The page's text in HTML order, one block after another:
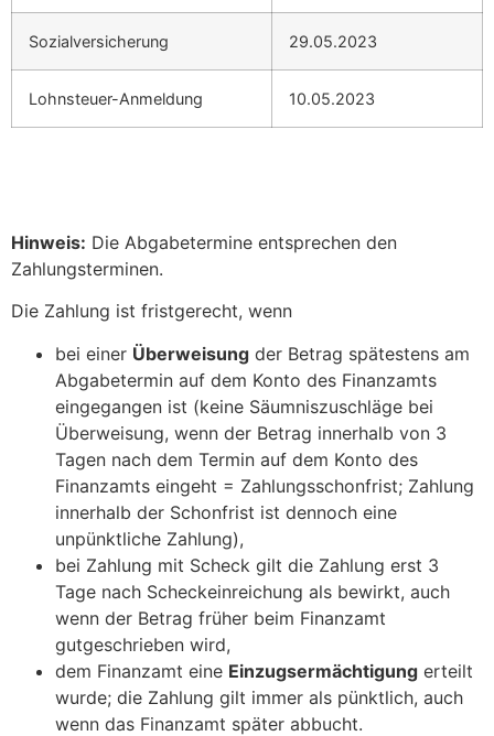
Sozialversicherung 29.05.2023
Lohnsteuer-Anmeldung 10.05.2023
Hinweis: Die Abgabetermine entsprechen den
Zahlungsterminen.
Die Zahlung ist fristgerecht, wenn
bei einer Überweisung der Betrag spätestens am
Abgabetermin auf dem Konto des Finanzamts
eingegangen ist (keine Säumniszuschläge bei
Überweisung, wenn der Betrag innerhalb von 3
Tagen nach dem Termin auf dem Konto des
Finanzamts eingeht = Zahlungsschonfrist; Zahlung
innerhalb der Schonfrist ist dennoch eine
unpünktliche Zahlung),
bei Zahlung mit Scheck gilt die Zahlung erst 3
Tage nach Scheckeinreichung als bewirkt, auch
wenn der Betrag früher beim Finanzamt
gutgeschrieben wird,
dem Finanzamt eine Einzugsermächtigung erteilt
wurde; die Zahlung gilt immer als pünktlich, auch
wenn das Finanzamt später abbucht.